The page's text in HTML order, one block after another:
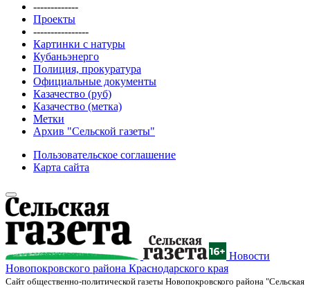
-------------
Проекты
----------------
Картинки с натуры
Кубаньэнерго
Полиция, прокуратура
Официальные документы
Казачество (руб)
Казачество (метка)
Метки
Архив "Сельской газеты"
Пользовательское соглашение
Карта сайта
Новости
Новопокровского района Краснодарского края
Cайт общественно-политической газеты Новопокровского района "Сельская